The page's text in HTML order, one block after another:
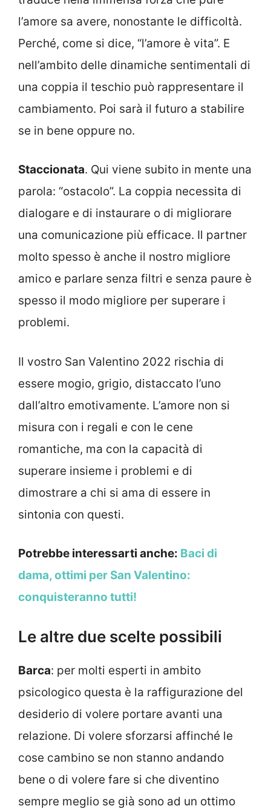
l’amore sa avere, nonostante le difficoltà.
Perché, come si dice, “l’amore è vita”. E
nell’ambito delle dinamiche sentimentali di
una coppia il teschio può rappresentare il
cambiamento. Poi sarà il futuro a stabilire
se in bene oppure no.
Staccionata. Qui viene subito in mente una
parola: “ostacolo”. La coppia necessita di
dialogare e di instaurare o di migliorare
una comunicazione più efficace. Il partner
molto spesso è anche il nostro migliore
amico e parlare senza filtri e senza paure è
spesso il modo migliore per superare i
problemi.
Il vostro San Valentino 2022 rischia di
essere mogio, grigio, distaccato l’uno
dall’altro emotivamente. L’amore non si
misura con i regali e con le cene
romantiche, ma con la capacità di
superare insieme i problemi e di
dimostrare a chi si ama di essere in
sintonia con questi.
Potrebbe interessarti anche: Baci di
dama, ottimi per San Valentino:
conquisteranno tutti!
Le altre due scelte possibili
Barca: per molti esperti in ambito
psicologico questa è la raffigurazione del
desiderio di volere portare avanti una
relazione. Di volere sforzarsi affinché le
cose cambino se non stanno andando
bene o di volere fare si che diventino
sempre meglio se già sono ad un ottimo